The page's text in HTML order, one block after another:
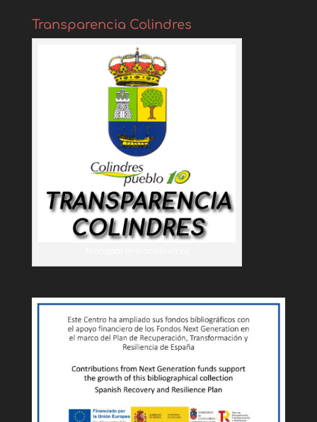
Transparencia Colindres